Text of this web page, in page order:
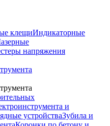
клещиИндикаторные
напряжения
и
устройстваЗубила и